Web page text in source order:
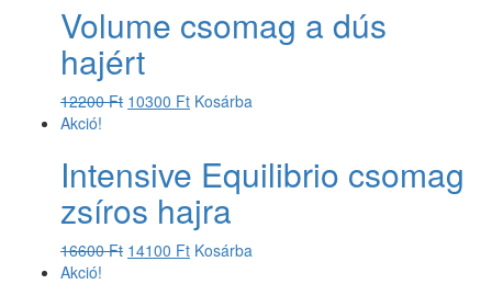
Volume csomag a dús
hajért
12200Ft 10300 Ft Kosárba
Akció!
Intensive Equilibrio csomag
zsíros hajra
16600Ft 14100 Ft Kosárba
Akció!